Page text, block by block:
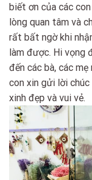
biết ơn của các
lòng quan tâm và
rất bất ngờ khi
làm được. Hi vọng
đến các bà, các
con xin gửi lời chúc
xinh đẹp và vui vẻ.